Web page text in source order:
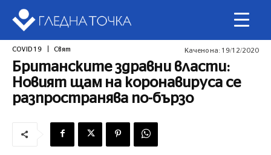
COVID 19 Свят Качено на: 19/12/2020
Британските здравни власти:
Новият щам на коронавируса се
разпространява по-бързо